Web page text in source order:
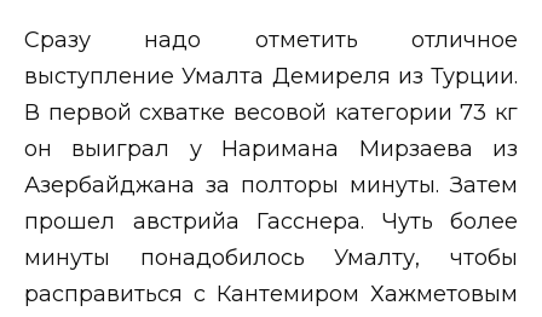
Сразу надо отметить отличное
выступление Умалта Демиреля из Турции.
В первой схватке весовой категории 73 кг
он выиграл у Наримана Мирзаева из
Азербайджана за полторы минуты. Затем
прошел австрийа Гасснера. Чуть более
минуты понадобилось Умалту, чтобы
расправиться с Кантемиром Хажметовым